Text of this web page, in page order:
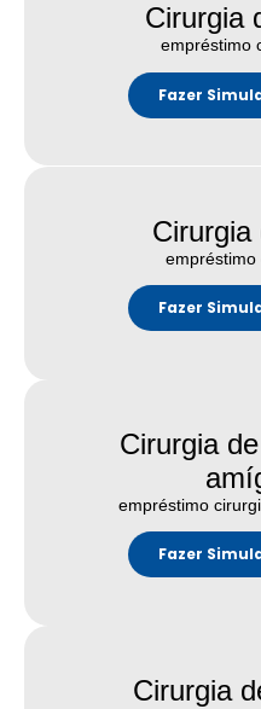
Cirurgia
empréstimo
Fazer
Cirurgia
empréstimo
Fazer
Cirurgia
empréstimo
Fazer
Cirurgia